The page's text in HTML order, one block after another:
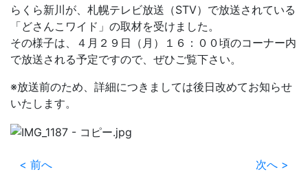
らくら新川が、札幌テレビ放送（STV）で放送されている
「どさんこワイド」の取材を受けました。
その様子は、４月２９日（月）１６：００頃のコーナー内
で放送される予定ですので、ぜひご覧下さい。
※放送前のため、詳細につきましては後日改めてお知らせ
いたします。
< 前へ 次へ >